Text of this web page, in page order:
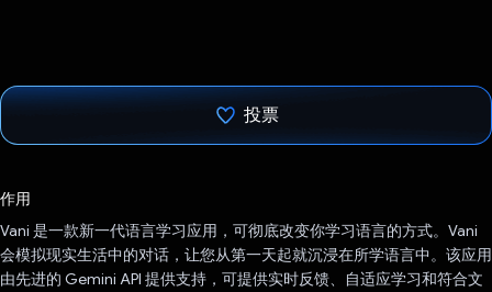
投票
作用
Vani 是一款新一代语言学习应用，可彻底改变你学习语言的方式。Vani
会模拟现实生活中的对话，让您从第一天起就沉浸在所学语言中。该应用
由先进的 Gemini API 提供支持，可提供实时反馈、自适应学习和符合文